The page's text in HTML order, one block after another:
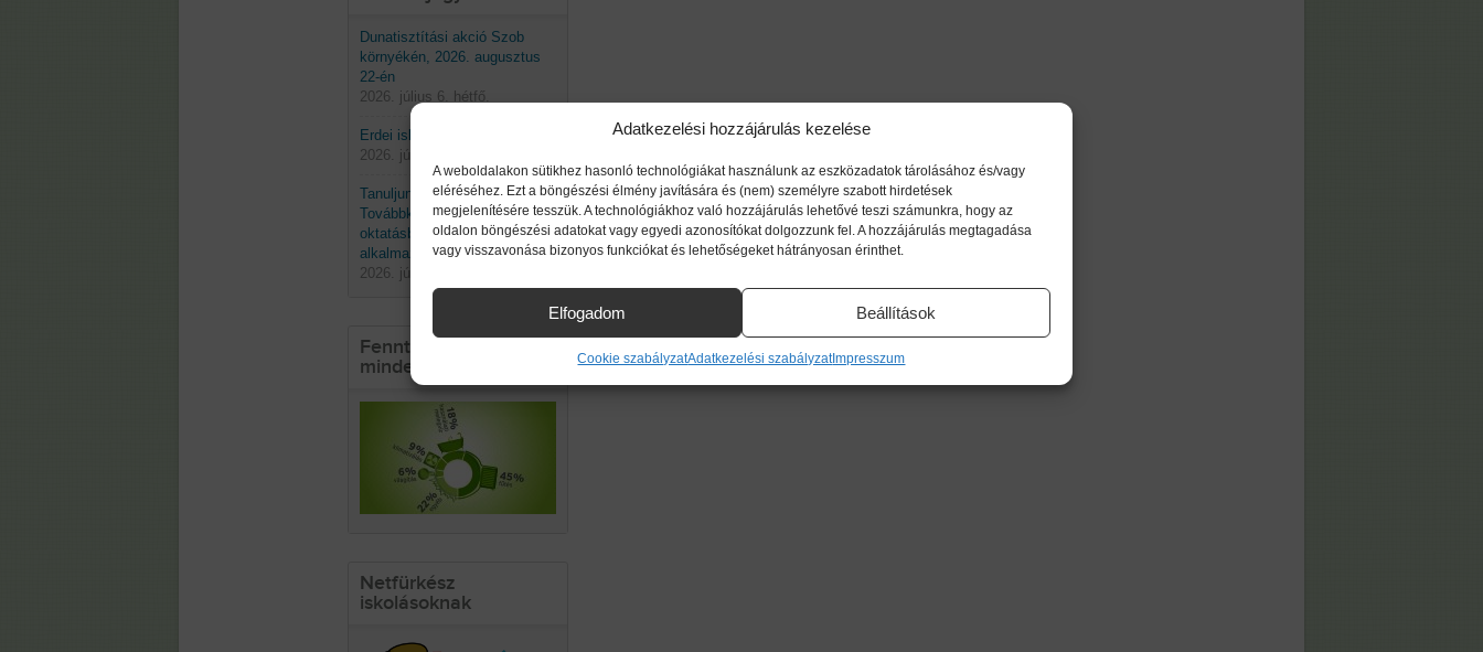
Adatkezelési hozzájárulás kezelése
A weboldalakon sütikhez hasonló technológiákat használunk az eszközadatok tárolásához és/vagy
eléréséhez. Ezt a böngészési élmény javítására és (nem) személyre szabott hirdetések
megjelenítésére tesszük. A technológiákhoz való hozzájárulás lehetővé teszi számunkra, hogy az
oldalon böngészési adatokat vagy egyedi azonosítókat dolgozzunk fel. A hozzájárulás megtagadása
vagy visszavonása bizonyos funkciókat és lehetőségeket hátrányosan érinthet.
Elfogadom Beállítások
Cookie szabályzatAdatkezelési szabályzatImpresszum
Dunatisztítási akció Szob
környékén, 2026. augusztus
22-én
2026. július 6. hétfő.
Erdei iskolák 2026 tavaszán
2026. június 29. hétfő.
Tanuljunk a természettől!
Továbbképzés a biomimikri
oktatásban való
alkalmazásáról
2026. június 19. péntek.
Fenntarthatóság a
mindennapokban
Netfürkész
iskolásoknak